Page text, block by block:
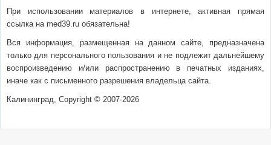
При использовании материалов в интернете, активная прямая
ссылка на med39.ru обязательна!
Вся информация, размещенная на данном сайте, предназначена
только для персонального пользования и не подлежит дальнейшему
воспроизведению и/или распространению в печатных изданиях,
иначе как с письменного разрешения владельца сайта.
Калининград, Copyright © 2007-2026